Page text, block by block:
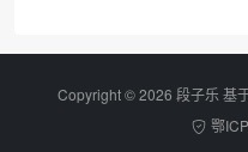
Copyright © 2026 段子乐 基
鄂